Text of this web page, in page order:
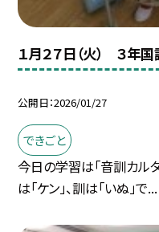
１月２７日（火） ３年国
公開日 2026/01/27
できごと
今日の学習は「音訓カル
は「ケン」、訓は「いぬ」で...